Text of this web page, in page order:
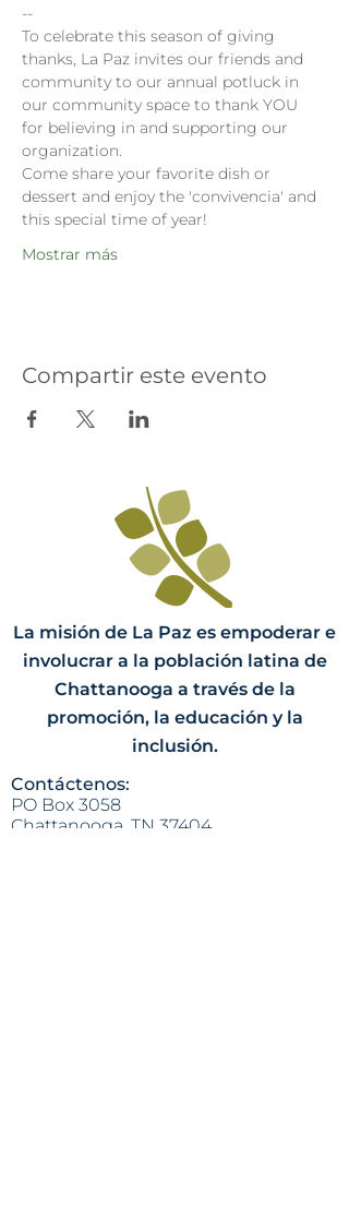
--
To celebrate this season of giving
thanks, La Paz invites our friends and
community to our annual potluck in
our community space to thank YOU
for believing in and supporting our
organization.
Come share your favorite dish or
dessert and enjoy the 'convivencia' and
this special time of year!
Mostrar más
Compartir este evento
La misión de La Paz es empoderar e
involucrar a la población latina de
Chattanooga a través de la
promoción, la educación y la
inclusión.
Contáctenos:
PO Box 3058
Chattanooga, TN 37404